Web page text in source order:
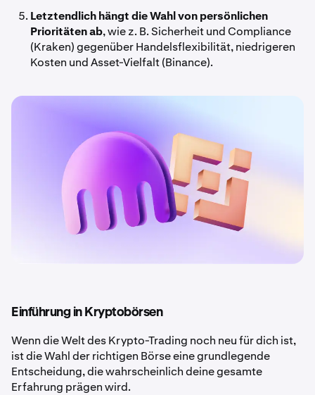
Letztendlich hängt die Wahl von persönlichen
Prioritäten ab, wie z. B. Sicherheit und Compliance
(Kraken) gegenüber Handelsflexibilität, niedrigeren
Kosten und Asset-Vielfalt (Binance).
Einführung in Kryptobörsen
Wenn die Welt des Krypto-Trading noch neu für dich ist,
ist die Wahl der richtigen Börse eine grundlegende
Entscheidung, die wahrscheinlich deine gesamte
Erfahrung prägen wird.